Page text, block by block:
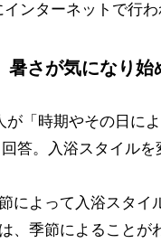
ンターネットで行わ
暑さが気になり始
「時期やその日に
答。入浴スタイルを
によって入浴スタイ
、季節によることが